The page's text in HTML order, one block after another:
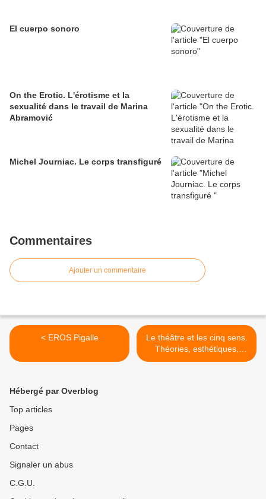
El cuerpo sonoro
On the Erotic. L'érotisme et la
sexualité dans le travail de Marina
Abramović
Michel Journiac. Le corps transfiguré
Commentaires
Ajouter un commentaire
< EROS Pigalle
Le théâtre et les cinq sens.
Théories, esthétiques,
dramaturgies >
Hébergé par Overblog
Top articles
Pages
Contact
Signaler un abus
C.G.U.